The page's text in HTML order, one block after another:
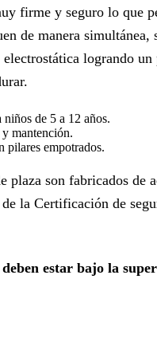
firme y seguro lo que
de manera simultánea,
logrando un
niños de 5 a 12 años.
mantención.
pilares empotrados.
plaza son fabricados de
la Certificación de
estar bajo la